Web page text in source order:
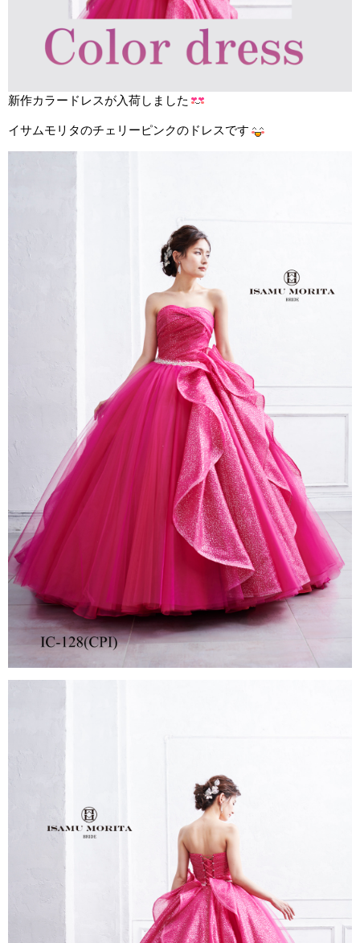
新作カラードレスが入荷しました
イサムモリタのチェリーピンクのドレスです